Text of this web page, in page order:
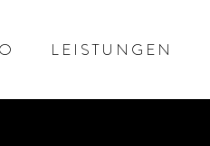
LEISTUNGEN